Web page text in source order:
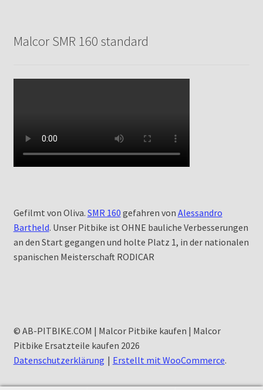
Malcor SMR 160 standard
Gefilmt von Oliva. SMR 160 gefahren von Alessandro
Bartheld. Unser Pitbike ist OHNE bauliche Verbesserungen
an den Start gegangen und holte Platz 1, in der nationalen
spanischen Meisterschaft RODICAR
© AB-PITBIKE.COM | Malcor Pitbike kaufen | Malcor
Pitbike Ersatzteile kaufen 2026
Datenschutzerklärung
Erstellt mit WooCommerce.